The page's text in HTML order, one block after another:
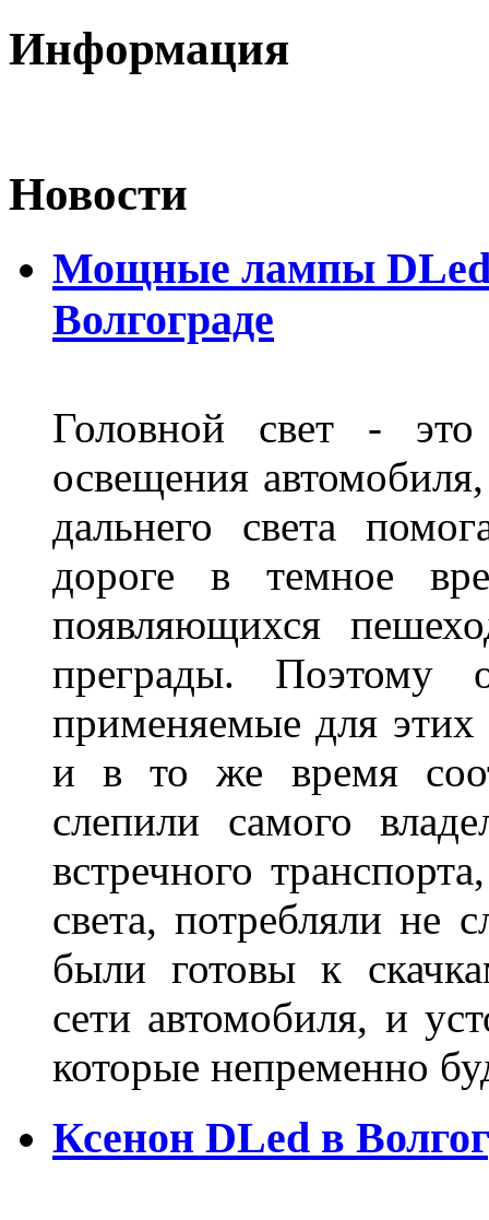
Информация
Новости
Мощные лампы DLed
Волгограде
Головной свет -
освещения
дальнего света
дороге в темное
появляющихся
преграды. Поэтому
применяемые для
и в то же время
слепили самого
встречного
света, потребляли не
были готовы к
сети автомобиля, и
которые непременно
Ксенон DLed в